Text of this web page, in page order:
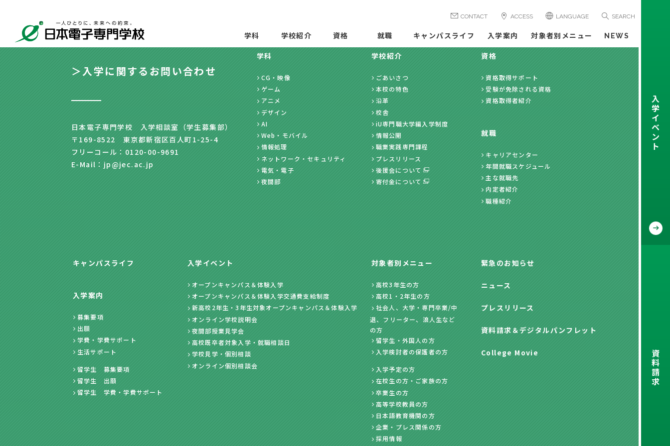
CONTACT ACCESS LANGUAGE SEARCH
学科 学校紹介 資格 就職 キャンパスライフ 入学案内 対象者別メニュー NEWS
＞入学に関するお問い合わせ
日本電子専門学校 入学相談室（学生募集部）
〒169-8522 東京都新宿区百人町1-25-4
フリーコール：0120-00-9691
E-Mail：jp@jec.ac.jp
学科
CG・映像
ゲーム
アニメ
デザイン
AI
Web・モバイル
情報処理
ネットワーク・セキュリティ
電気・電子
夜間部
学校紹介
ごあいさつ
本校の特色
沿革
校舎
iU専門職大学編入学制度
情報公開
職業実践専門課程
プレスリリース
後援会について
寄付金について
資格
資格取得サポート
受験が免除される資格
資格取得者紹介
就職
キャリアセンター
年間就職スケジュール
主な就職先
内定者紹介
職種紹介
キャンパスライフ
入学案内
募集要項
出願
学費・学費サポート
生活サポート
留学生 募集要項
留学生 出願
留学生 学費・学費サポート
入学イベント
オープンキャンパス＆体験入学
オープンキャンパス＆体験入学交通費支給制度
新高校2年生・3年生対象オープンキャンパス＆体験入学
オンライン学校説明会
夜間部授業見学会
高校既卒者対象入学・就職相談日
学校見学・個別相談
オンライン個別相談会
対象者別メニュー
高校3年生の方
高校1・2年生の方
社会人、大学・専門卒業/中
退、フリーター、浪人生など
の方
留学生・外国人の方
入学検討者の保護者の方
入学予定の方
在校生の方・ご家族の方
卒業生の方
高等学校教員の方
日本語教育機関の方
企業・プレス関係の方
採用情報
緊急のお知らせ
ニュース
プレスリリース
資料請求 ＆デジタルパンフレット
College Movie
入
学
イ
ベ
ン
ト
資
料
請
求